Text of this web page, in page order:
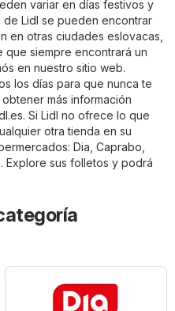
variar en días festivos y
de Lidl se pueden encontrar
en otras ciudades eslovacas,
que siempre encontrará un
en nuestro sitio web.
los días para que nunca te
más información
. Si Lidl no ofrece lo que
otra tienda en su
: Dia Caprabo
. Explore sus folletos y podrá